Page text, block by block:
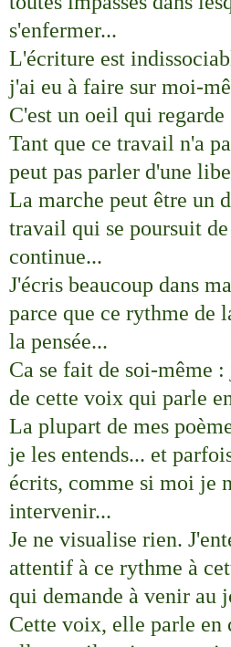
s'enfermer...
L'écriture est
j'ai eu à faire sur moi-
C'est un oeil qui
Tant que ce travail n'a
peut pas parler d'une
La marche peut être un
travail qui se poursuit
continue...
J'écris beaucoup dans
parce que ce rythme de
la pensée...
Ca se fait de soi-même
de cette voix qui parle
La plupart de mes
je les entends... et
écrits, comme si moi je
intervenir...
Je ne visualise rien.
attentif à ce rythme à
qui demande à venir au
Cette voix, elle parle en